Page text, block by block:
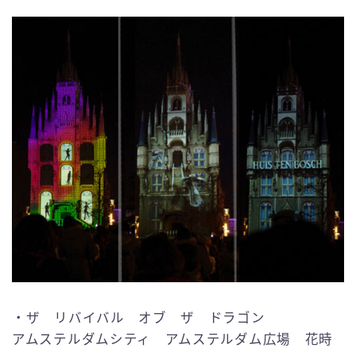
・ザ リバイバル オブ ザ ドラゴン
アムステルダムシティ アムステルダム広場 花時